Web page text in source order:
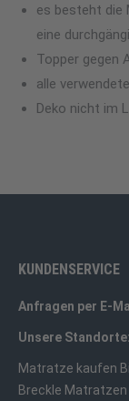
es besteht die
eine
Topper gegen
alle
Deko nicht im
KUNDENSERVICE
Anfragen per E-
Unsere Standorte:
Matratze kaufen
Breckle